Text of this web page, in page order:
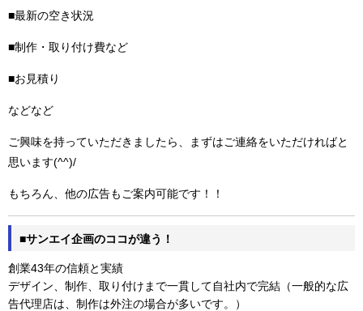
■最新の空き状況
■制作・取り付け費など
■お見積り
などなど
ご興味を持っていただきましたら、まずはご連絡をいただければと
思います(^^)/
もちろん、他の広告もご案内可能です！！
■サンエイ企画のココが違う！
創業43年の信頼と実績
デザイン、制作、取り付けまで一貫して自社内で完結（一般的な広
告代理店は、制作は外注の場合が多いです。）